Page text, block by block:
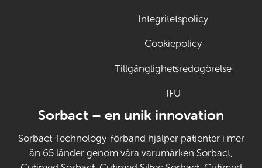
Integritetspolicy
Cookiepolicy
Tillgänglighetsredogörelse
IFU
Sorbact – en unik innovation
Sorbact Technology-förband hjälper patienter i mer
än 65 länder genom våra varumärken Sorbact,